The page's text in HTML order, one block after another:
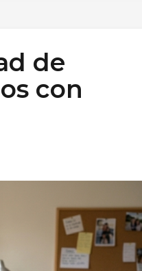
de
con